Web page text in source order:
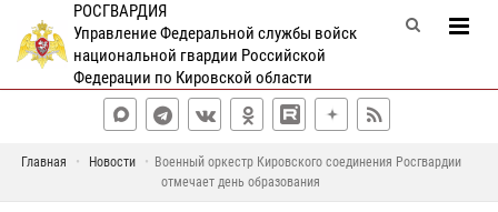
РОСГВАРДИЯ
Управление Федеральной службы войск
национальной гвардии Российской
Федерации по Кировской области
Главная Новости
Военный оркестр Кировского соединения Росгвардии
отмечает день образования